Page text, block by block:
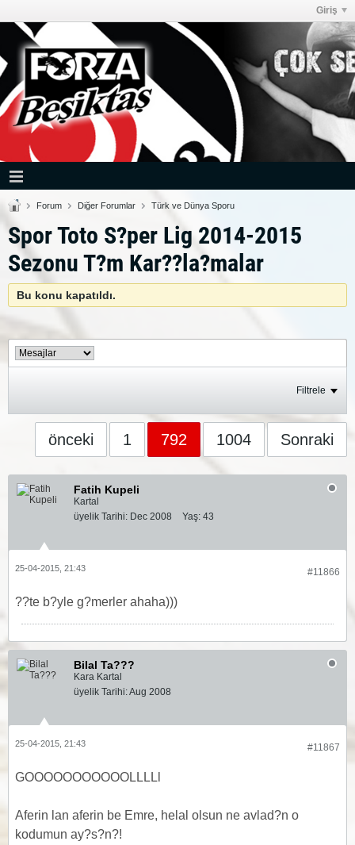
Giriş
Forum Diğer Forumlar Türk ve Dünya Sporu
Spor Toto S?per Lig 2014-2015
Sezonu T?m Kar??la?malar
Bu konu kapatıldı.
Filtrele
önceki 1 792 1004 Sonraki
Fatih Kupeli
Kartal
üyelik Tarihi: Dec 2008 Yaş: 43
#11866
25-04-2015, 21:43
??te b?yle g?merler ahaha)))
Bilal Ta???
Kara Kartal
üyelik Tarihi:Aug 2008
#11867
25-04-2015, 21:43
GOOOOOOOOOOOLLLLl
Aferin lan aferin be Emre, helal olsun ne avlad?n o
kodumun ay?s?n?!